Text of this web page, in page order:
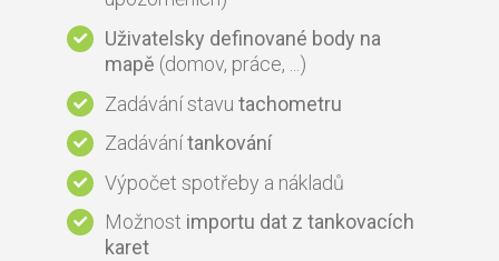
Uživatelsky definované body na
mapě (domov, práce, ...)
Zadávání stavu tachometru
Zadávánítankování
Výpočet spotřeby a nákladů
Možnost importu dat z tankovacích
karet